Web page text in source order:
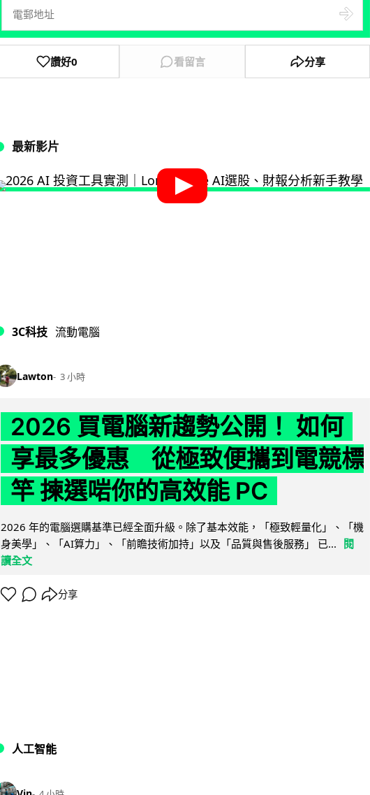
讚好0 看留言 分享
最新影片
3C科技 流動電腦
Lawton 3 小時
2026 買電腦新趨勢公開！ 如何
享最多優惠 從極致便攜到電競標
竿 揀選啱你的高效能 PC
2026 年的電腦選購基準已經全面升級。除了基本效能，「極致輕量化」、「機
身美學」、「AI算力」、「前瞻技術加持」以及「品質與售後服務」 已...
閱
讀全文
分享
人工智能